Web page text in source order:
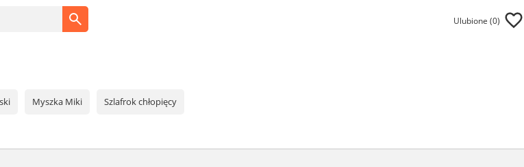
Ulubione (0)
Myszka Miki Szlafrok chłopięcy